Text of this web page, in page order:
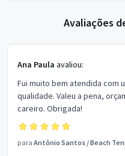
Avaliações
Ana Paula avaliou:
Fui muito bem atendida com
qualidade. Valeu a pena,
careiro. Obrigada!
para Antônio Santos /Beach